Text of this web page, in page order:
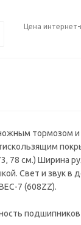
Цена
тормозом
78 см.) Ширина
Свет и звук в
7 (608ZZ).
подшипников